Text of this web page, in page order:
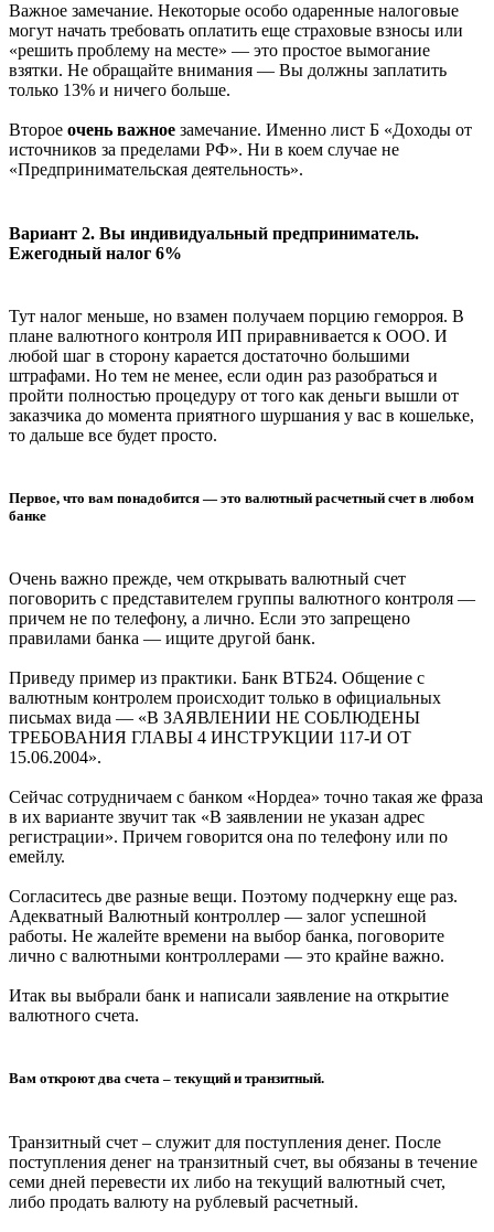
Важное замечание. Некоторые особо одаренные налоговые
могут начать требовать оплатить еще страховые взносы или
«решить проблему на месте» — это простое вымогание
взятки. Не обращайте внимания — Вы должны заплатить
только 13% и ничего больше.
Второе очень важное замечание. Именно лист Б «Доходы от
источников за пределами РФ». Ни в коем случае не
«Предпринимательская деятельность».
Вариант 2. Вы индивидуальный предприниматель.
Ежегодный налог 6%
Тут налог меньше, но взамен получаем порцию геморроя. В
плане валютного контроля ИП приравнивается к ООО. И
любой шаг в сторону карается достаточно большими
штрафами. Но тем не менее, если один раз разобраться и
пройти полностью процедуру от того как деньги вышли от
заказчика до момента приятного шуршания у вас в кошельке,
то дальше все будет просто.
Первое, что вам понадобится — это валютный расчетный счет в любом
банке
Очень важно прежде, чем открывать валютный счет
поговорить с представителем группы валютного контроля —
причем не по телефону, а лично. Если это запрещено
правилами банка — ищите другой банк.
Приведу пример из практики. Банк ВТБ24. Общение с
валютным контролем происходит только в официальных
письмах вида — «В ЗАЯВЛЕНИИ НЕ СОБЛЮДЕНЫ
ТРЕБОВАНИЯ ГЛАВЫ 4 ИНСТРУКЦИИ 117-И ОТ
15.06.2004».
Сейчас сотрудничаем с банком «Нордеа» точно такая же фраза
в их варианте звучит так «В заявлении не указан адрес
регистрации». Причем говорится она по телефону или по
емейлу.
Согласитесь две разные вещи. Поэтому подчеркну еще раз.
Адекватный Валютный контроллер — залог успешной
работы. Не жалейте времени на выбор банка, поговорите
лично с валютными контроллерами — это крайне важно.
Итак вы выбрали банк и написали заявление на открытие
валютного счета.
Вам откроют два счета – текущий и транзитный.
Транзитный счет – служит для поступления денег. После
поступления денег на транзитный счет, вы обязаны в течение
семи дней перевести их либо на текущий валютный счет,
либо продать валюту на рублевый расчетный.